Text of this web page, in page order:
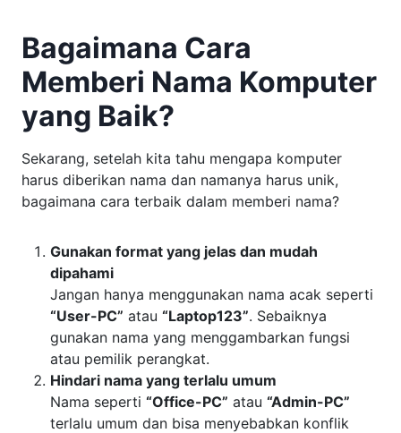
Bagaimana Cara
Memberi Nama Komputer
yang Baik?
Sekarang, setelah kita tahu mengapa komputer
harus diberikan nama dan namanya harus unik,
bagaimana cara terbaik dalam memberi nama?
Gunakan format yang jelas dan mudah
dipahami
Jangan hanya menggunakan nama acak seperti
“User-PC” atau “Laptop123”. Sebaiknya
gunakan nama yang menggambarkan fungsi
atau pemilik perangkat.
Hindari nama yang terlalu umum
Nama seperti “Office-PC” atau “Admin-PC”
terlalu umum dan bisa menyebabkan konflik